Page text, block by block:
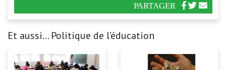
PARTAGER
Et aussi... Politique de l’éducation